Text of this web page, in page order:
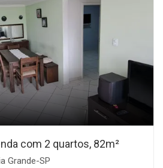
com 2 quartos, 82m²
Grande-SP